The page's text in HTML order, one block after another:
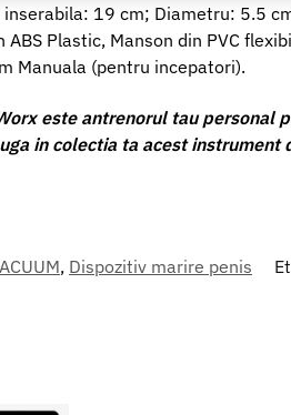
securității, prevenirea și
Furnizarea și prezentarea
și comunicați opțiunile de
19 cm; Diametru: 5.5
ABS Plastic, Manson din PVC
Manuala (pentru incepatori).
este antrenorul tau
in colectia ta acest
, Dispozitiv marire penis